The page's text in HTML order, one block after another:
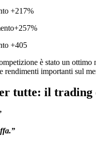
+217%
+405
è stato un
rendimenti importanti sul
tutte: il trading